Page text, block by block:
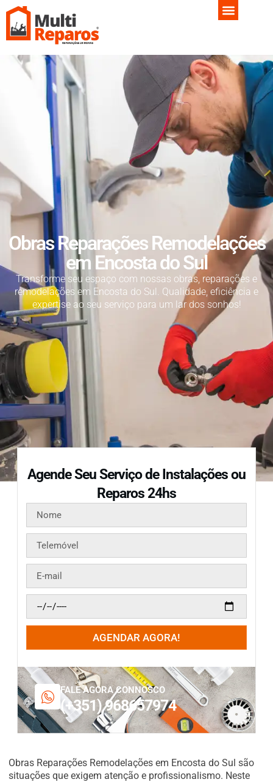
Obras Reparações Remodelações
em Encosta do Sul
Transforme seu espaço com nossas obras, reparações e
remodelações em Encosta do Sul. Qualidade, eficiência e
expertise ao seu serviço para um lar dos sonhos!
Agende Seu Serviço de Instalações ou
Reparos 24hs
AGENDAR AGORA!
FALE AGORA CONNOSCO
(+351) 968657974
Obras Reparações Remodelações em Encosta do Sul são
situações que exigem atenção e profissionalismo. Neste